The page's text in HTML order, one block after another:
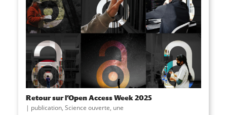
Retour sur l’Open Access Week 2025
publication, Science ouverte, une